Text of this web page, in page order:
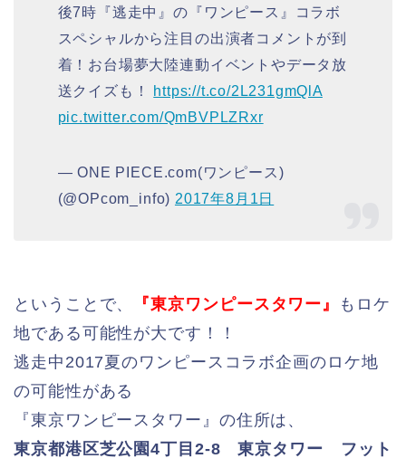
後7時『逃走中』の『ワンピース』コラボ
スペシャルから注目の出演者コメントが到
着！お台場夢大陸連動イベントやデータ放
送クイズも！ https://t.co/2L231gmQlA
pic.twitter.com/QmBVPLZRxr
— ONE PIECE.com(ワンピース)
(@OPcom_info) 2017年8月1日
ということで、 『東京ワンピースタワー』
もロケ
地である可能性が大です！！
逃走中2017夏のワンピースコラボ企画のロケ地
の可能性がある
『東京ワンピースタワー』の住所は、
東京都港区芝公園4丁目2-8 東京タワー フット